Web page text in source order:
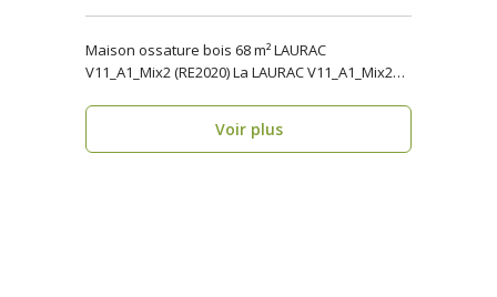
Maison ossature bois 68 m² LAURAC
V11_A1_Mix2 (RE2020) La LAURAC V11_A1_Mix2
Voir plus